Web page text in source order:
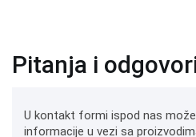
Pitanja i
U kontakt formi ispod nas
informacije u vezi sa